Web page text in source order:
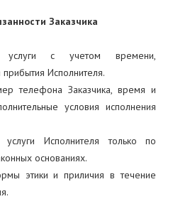
Заказчика
услуги с учетом времени,
Исполнителя.
телефона Заказчика, время и
условия исполнения
услуги Исполнителя только по
основаниях.
этики и приличия в течение